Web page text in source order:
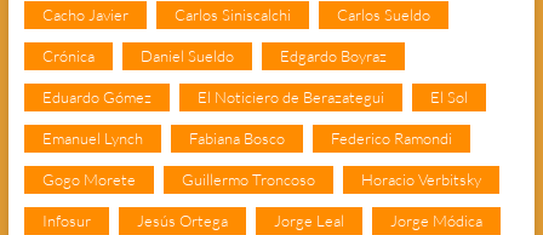
Cacho Javier Carlos Siniscalchi Carlos Sueldo
Crónica Daniel Sueldo Edgardo Boyraz
Eduardo Gómez El Noticiero de Berazategui El Sol
Emanuel Lynch Fabiana Bosco Federico Ramondi
Gogo Morete Guillermo Troncoso Horacio Verbitsky
Infosur Jesús Ortega Jorge Leal Jorge Módica